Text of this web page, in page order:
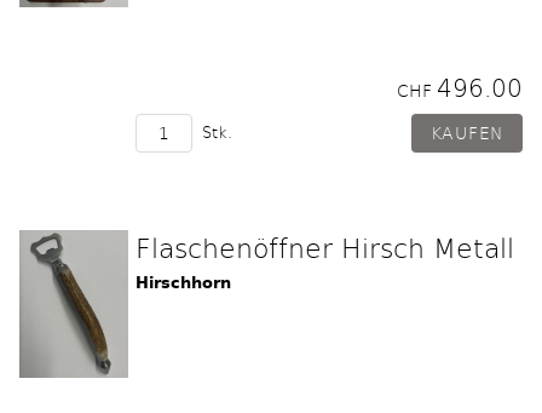
CHF 496.00
Stk.
Flaschenöffner Hirsch Metall
Hirschhorn